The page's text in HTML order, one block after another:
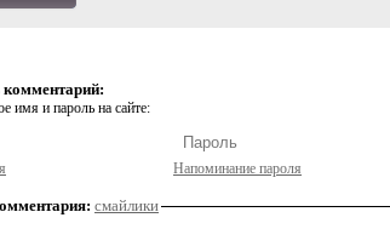
имя и пароль на сайте:
Напоминание пароля
смайлики